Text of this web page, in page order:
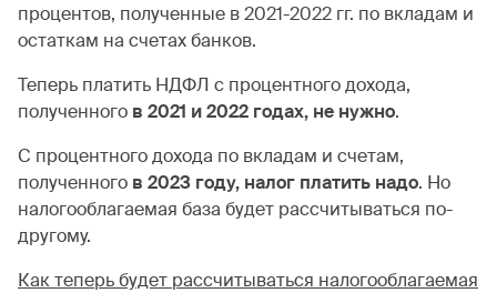
процентов, полученные в 2021-2022 гг. по вкладам и
остаткам на счетах банков.
Теперь платить НДФЛ с процентного дохода,
полученного в 2021 и 2022 годах, не нужно.
С процентного дохода по вкладам и счетам,
полученного в 2023 году, налог платить надо. Но
налогооблагаемая база будет рассчитываться по-
другому.
Как теперь будет рассчитываться налогооблагаемая